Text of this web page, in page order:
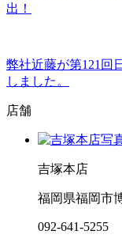
出！
弊社近藤が第121回
しました。
店舗
吉塚本店
福岡県福岡市
092-641-5255